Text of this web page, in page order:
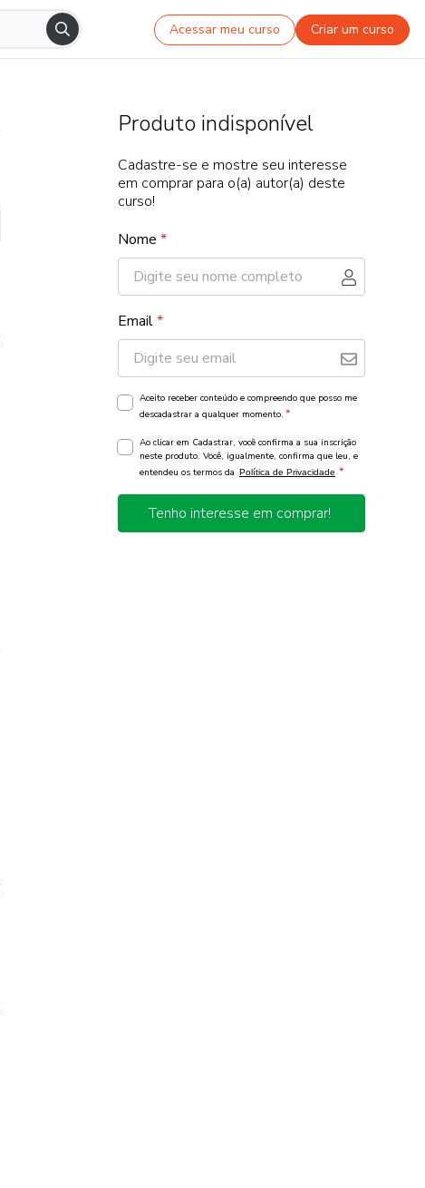
Acessar meu curso Criar um curso
Produto indisponível
Cadastre-se e mostre seu interesse
em comprar para o(a) autor(a) deste
curso!
Nome *
Email*
Aceito receber conteúdo e compreendo que posso me
descadastrar a qualquer momento. *
Ao clicar em Cadastrar, você confirma a sua inscrição
neste produto. Você, igualmente, confirma que leu, e
entendeu os termos da Política de Privacidade *
Tenho interesse em comprar!